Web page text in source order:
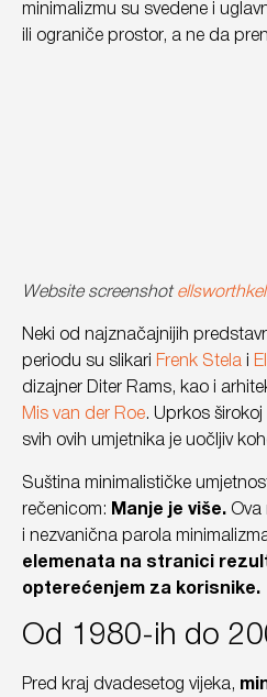
minimalizmu su svedene i
ili ograniče prostor, a ne da
Website screenshot
Neki od najznačajnijih
periodu su slikari
Frenk Stela
dizajner Diter Rams, kao i
Mis van der Roe. Uprkos
svih ovih umjetnika je uočljiv
Suština minimalističke
rečenicom: Manje je više. Ova
i nezvanična parola
elemenata na stranici
opterećenjem za korisnike.
Od 1980-ih do
Pred kraj dvadesetog vijeka,